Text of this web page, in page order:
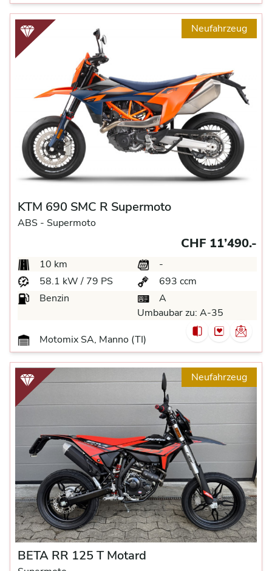
Neufahrzeug
KTM 690 SMC R Supermoto
ABS - Supermoto
CHF 11’490.-
10 km
-
58.1 kW / 79 PS
693 ccm
Benzin
A
Umbaubar zu: A-35
Motomix SA, Manno (TI)
Neufahrzeug
BETA RR 125 T Motard